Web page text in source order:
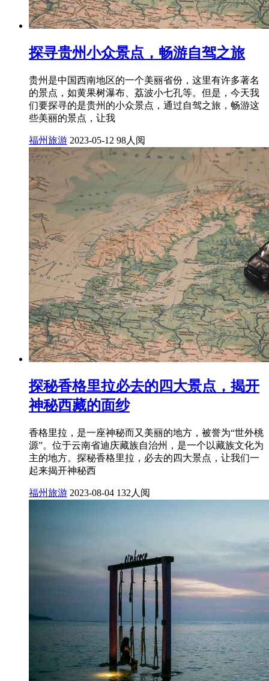
探寻贵州小众景点，畅游自驾之旅
贵州是中国西南地区的一个美丽省份，这里有许多著名
的景点，如黄果树瀑布、荔波小七孔等。但是，今天我
们要探寻的是贵州的小众景点，通过自驾之旅，畅游这
些美丽的景点，让我
福州旅游 2023-05-12 98人阅
探秘香格里拉必去的四大景点，揭开
神秘西藏的面纱
香格里拉，是一座神秘而又美丽的地方，被誉为“世外桃
源”。位于云南省迪庆藏族自治州，是一个以藏族文化为
主的地方。探秘香格里拉，必去的四大景点，让我们一
起来揭开神秘西
福州旅游 2023-08-04 132人阅